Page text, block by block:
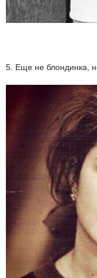
5. Еще не блондинка,